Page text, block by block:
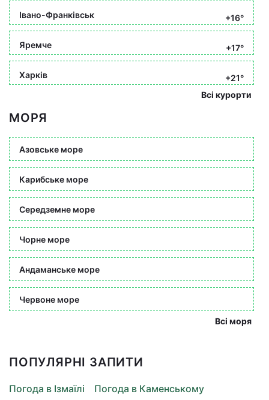
Івано-Франківськ +16°
Яремче +17°
Харків
+21°
Всі курорти
МОРЯ
Азовське море
Карибське море
Середземне море
Чорне море
Андаманське море
Червоне море
Всі моря
ПОПУЛЯРНІ ЗАПИТИ
Погода в Ізмаїлі
Погода в Каменському